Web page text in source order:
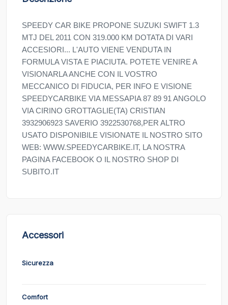
SPEEDY CAR BIKE PROPONE SUZUKI SWIFT 1.3
MTJ DEL 2011 CON 319.000 KM DOTATA DI VARI
ACCESIORI... L'AUTO VIENE VENDUTA IN
FORMULA VISTA E PIACIUTA. POTETE VENIRE A
VISIONARLA ANCHE CON IL VOSTRO
MECCANICO DI FIDUCIA, PER INFO E VISIONE
SPEEDYCARBIKE VIA MESSAPIA 87 89 91 ANGOLO
VIA CIRINO GROTTAGLIE(TA) CRISTIAN
3932906923 SAVERIO 3922530768,PER ALTRO
USATO DISPONIBILE VISIONATE IL NOSTRO SITO
WEB: WWW.SPEEDYCARBIKE.IT, LA NOSTRA
PAGINA FACEBOOK O IL NOSTRO SHOP DI
SUBITO.IT
Accessori
Sicurezza
Comfort